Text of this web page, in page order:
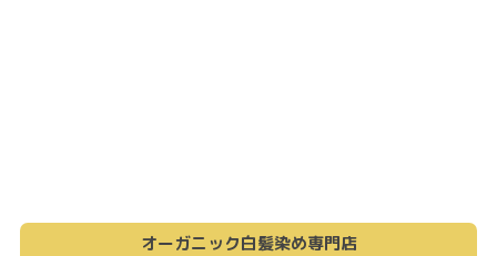
オーガニック白髪染め専門店